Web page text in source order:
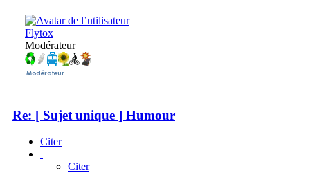
Flytox
Modérateur
Re: [ Sujet unique ] Humour
Citer
Citer